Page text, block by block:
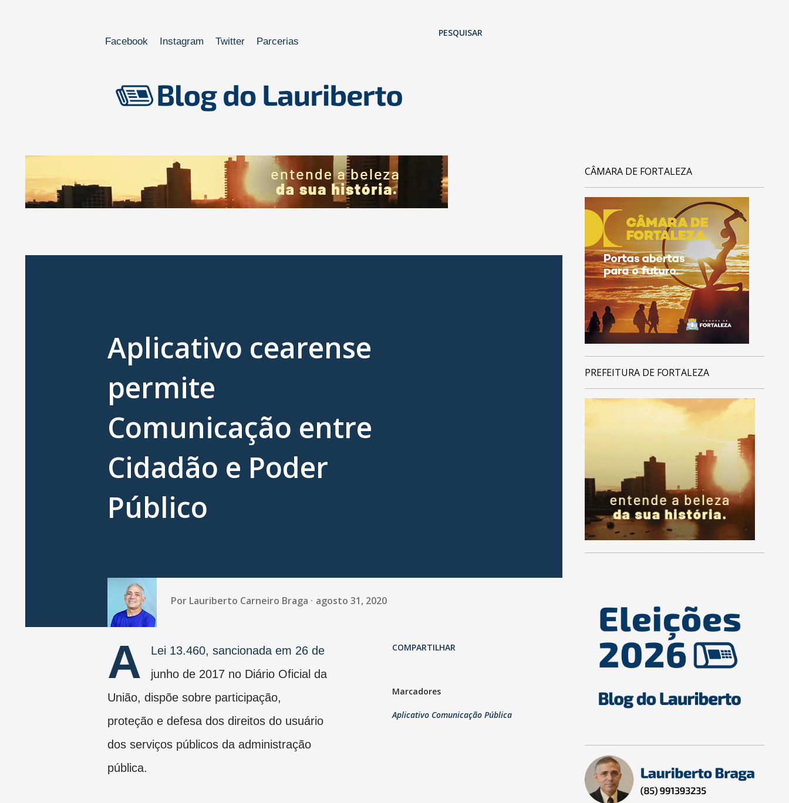
Facebook Instagram Twitter Parcerias
PESQUISAR
Aplicativo cearense
permite
Comunicação entre
Cidadão e Poder
Público
Por Lauriberto Carneiro Braga agosto 31, 2020
A
Lei 13.460, sancionada em 26 de
junho de 2017 no Diário Oficial da
União, dispõe sobre participação,
proteção e defesa dos direitos do usuário
dos serviços públicos da administração
pública.
COMPARTILHAR
Marcadores
Aplicativo Comunicação Pública
CÂMARA DE FORTALEZA
PREFEITURA DE FORTALEZA